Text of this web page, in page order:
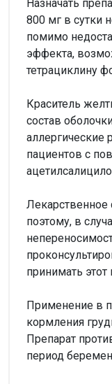
Назначать
800 мг в сутки
помимо
эффекта,
тетрациклину
Краситель
состав
аллергические
пациентов с
Лекарственное
поэтому, в
принимать этот
Применение в
кормления
Препарат
период